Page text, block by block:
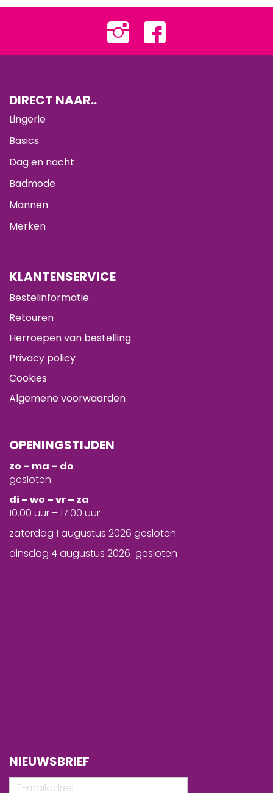
DIRECT NAAR..
Lingerie
Basics
Dag en nacht
Badmode
Mannen
Merken
KLANTENSERVICE
Bestelinformatie
Retouren
Herroepen van bestelling
Privacy policy
Cookies
Algemene voorwaarden
OPENINGSTIJDEN
zo – ma – do
gesloten
di – wo – vr – za
10.00 uur – 17.00 uur
zaterdag 1 augustus 2026 gesloten
dinsdag 4 augustus 2026 gesloten
NIEUWSBRIEF